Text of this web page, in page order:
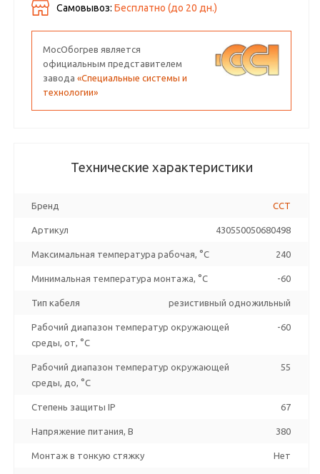
Самовывоз:Бесплатно (до 20 дн.)
МосОбогрев является
официальным представителем
завода«Специальные системы и
технологии»
Технические характеристики
Бренд ССТ
Артикул 430550050680498
Максимальная температура рабочая, °C 240
Минимальная температура монтажа, °C -60
Тип кабеля резистивный одножильный
Рабочий диапазон температур окружающей
среды, от, °C
-60
Рабочий диапазон температур окружающей
среды, до, °C
55
Степень защиты IP 67
Напряжение питания, В 380
Монтаж в тонкую стяжку Нет